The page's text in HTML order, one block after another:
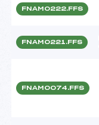
FNAM0222.FFS
FNAM0221.FFS
FNAM0074.FFS